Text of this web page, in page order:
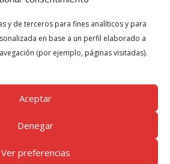
y de terceros para fines analíticos y para
en base a un perfil elaborado a
(por ejemplo, páginas visitadas).
Aceptar
Denegar
Ver preferencias